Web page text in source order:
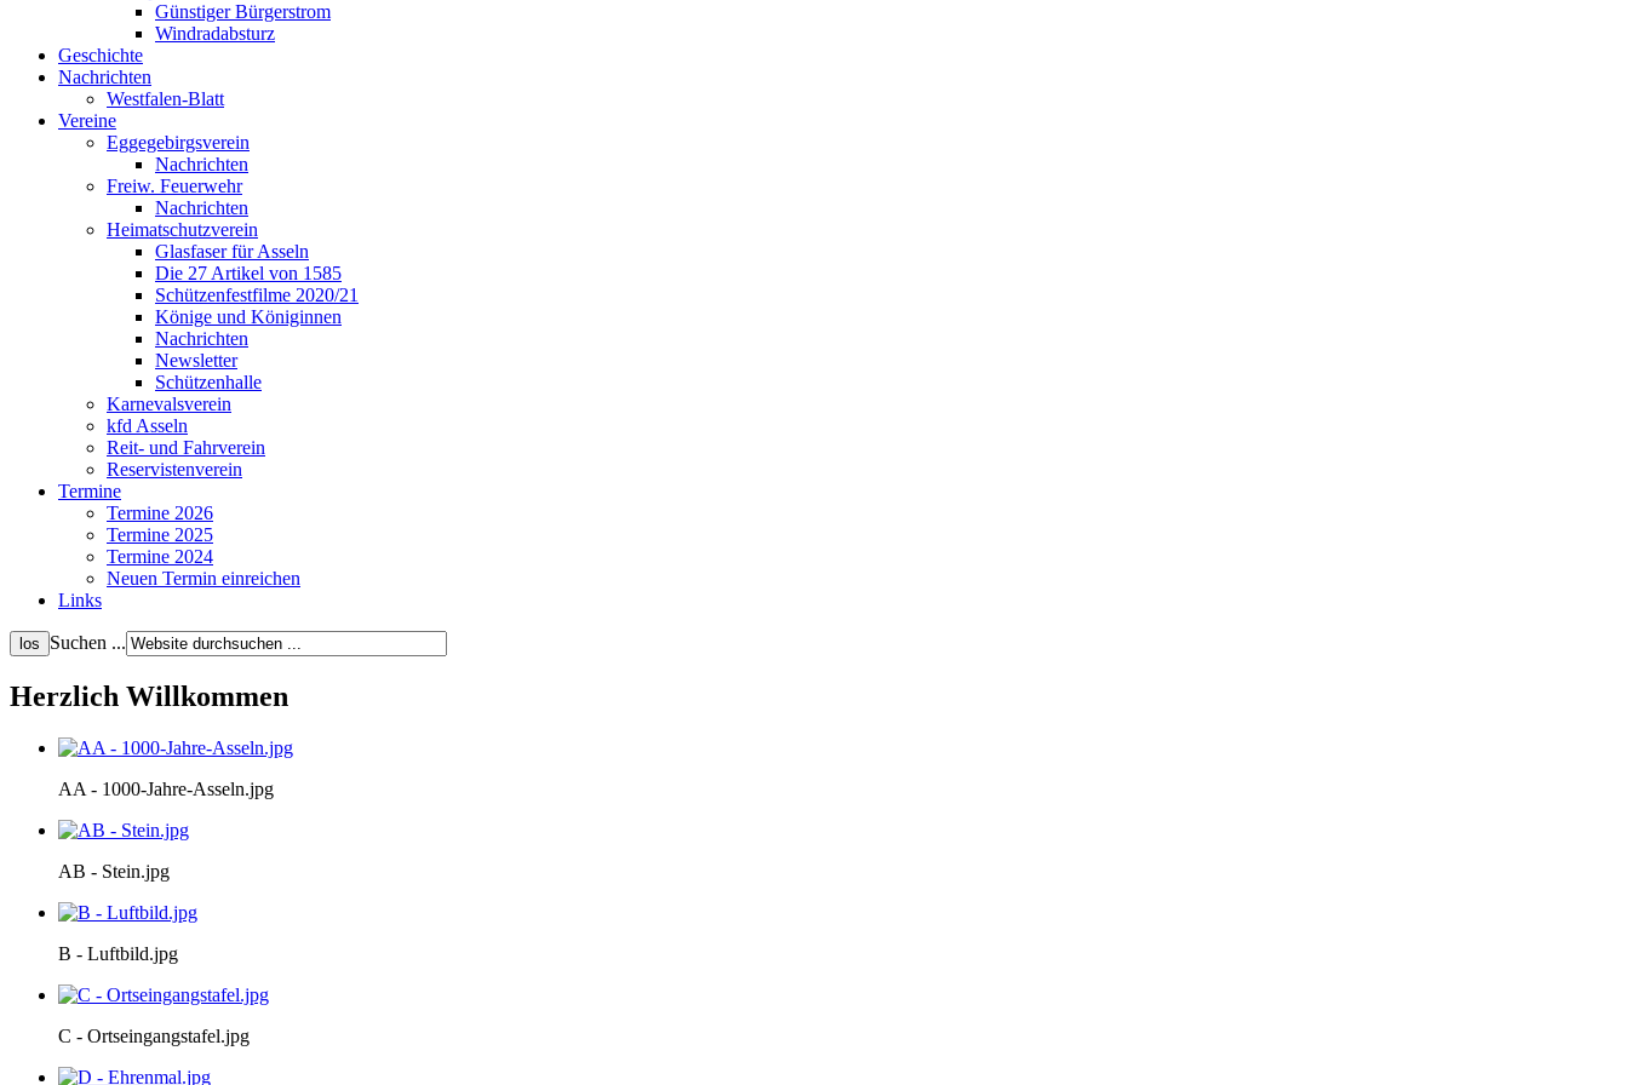
Günstiger Bürgerstrom
Windradabsturz
Geschichte
Nachrichten
Westfalen-Blatt
Vereine
Eggegebirgsverein
Nachrichten
Freiw. Feuerwehr
Nachrichten
Heimatschutzverein
Glasfaser für Asseln
Die 27 Artikel von 1585
Schützenfestfilme 2020/21
Könige und Königinnen
Nachrichten
Newsletter
Schützenhalle
Karnevalsverein
kfd Asseln
Reit- und Fahrverein
Reservistenverein
Termine
Termine 2026
Termine 2025
Termine 2024
Neuen Termin einreichen
Links
Suchen ...
Herzlich Willkommen
AA - 1000-Jahre-Asseln.jpg
AB - Stein.jpg
B - Luftbild.jpg
C - Ortseingangstafel.jpg